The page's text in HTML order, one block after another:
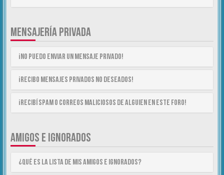
MENSAJERÍA PRIVADA
¡No puedo enviar un mensaje privado!
¡Recibo mensajes privados no deseados!
¡Recibí spam o correos maliciosos de alguien en este foro!
AMIGOS E IGNORADOS
¿Qué es la lista de Mis Amigos e Ignorados?